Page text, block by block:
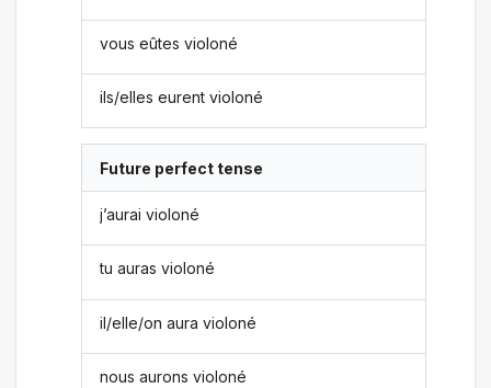
vous eûtes violoné
ils/elles eurent violoné
Future perfect tense
j’aurai violoné
tu auras violoné
il/elle/on aura violoné
nous aurons violoné